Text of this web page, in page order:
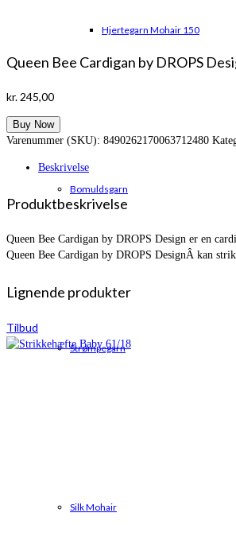
Hjertegarn Mohair 150
Bomuldsgarn
Strømpegarn
Silk Mohair
Queen Bee Cardigan by DROPS
kr. 245,00
Buy Now
Varenummer (SKU): 8490262170063712480
Beskrivelse
Produktbeskrivelse
Queen Bee Cardigan by DROPS Design er en
Queen Bee Cardigan by DROPS DesignÂ kan
Lignende produkter
Tilbud